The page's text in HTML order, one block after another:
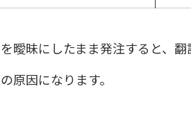
曖昧にしたまま発注すると、
原因になります。